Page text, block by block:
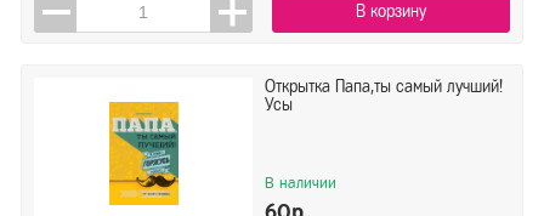
В корзину
Открытка Папа,ты самый лучший!
Усы
В наличии